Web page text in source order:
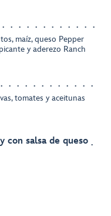
maíz, queso Pepper
y aderezo Ranch
tomates y aceitunas
con salsa de queso